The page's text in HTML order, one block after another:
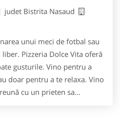
judet Bistrita Nasaud
unui meci de fotbal sau
Pizzeria Dolce Vita oferă
gusturile. Vino pentru a
doar pentru a te relaxa. Vino
cu un prieten sa...